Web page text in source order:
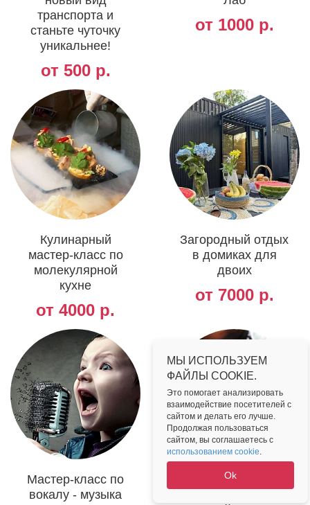
транспорта и
станьте чуточку
уникальнее!
от 500 р.
от 1000 р.
Кулинарный
мастер-класс по
молекулярной
кухне
от 4000 р.
Загородный отдых
в домиках для
двоих
от 7000 р.
Мастер-класс по
вокалу - музыка
Музыкальные
МЫ ИСПОЛЬЗУЕМ
ФАЙЛЫ COOKIE.
Это помогает анализировать
взаимодействие посетителей с
сайтом и делать его лучше.
Продолжая пользоваться
сайтом, вы соглашаетесь с
использованием cookie.
Ok